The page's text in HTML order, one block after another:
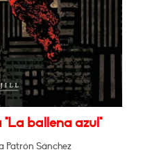
ballena azul"
Patrón Sánchez